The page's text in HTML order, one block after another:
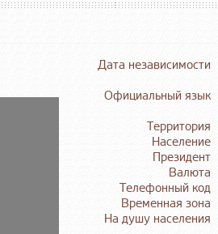
Дата независимости
Официальный язык
Территория
Население
Президент
Валюта
Телефонный код
Временная зона
На душу населения